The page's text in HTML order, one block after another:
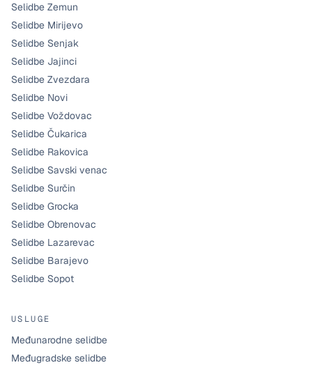
Selidbe Zemun
Selidbe Mirijevo
Selidbe Senjak
Selidbe Jajinci
Selidbe Zvezdara
Selidbe Novi
Selidbe Voždovac
Selidbe Čukarica
Selidbe Rakovica
Selidbe Savski venac
Selidbe Surčin
Selidbe Grocka
Selidbe Obrenovac
Selidbe Lazarevac
Selidbe Barajevo
Selidbe Sopot
USLUGE
Međunarodne selidbe
Međugradske selidbe